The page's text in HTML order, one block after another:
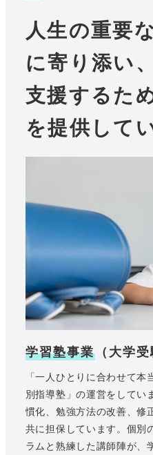
人生の重要
に寄り添い、
支援するた
を提供して
学習塾事業（大学受
「一人ひとりに合わせて
別指導塾」の運営をしてい
慣化、勉強方法の改善、修
共に担保しています。個別
ラムと熟練した講師陣が、